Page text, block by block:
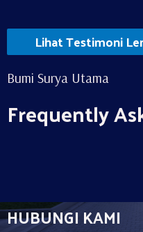
Lihat Testimoni
Bumi Surya Utama
Frequently
HUBUNGI KAMI